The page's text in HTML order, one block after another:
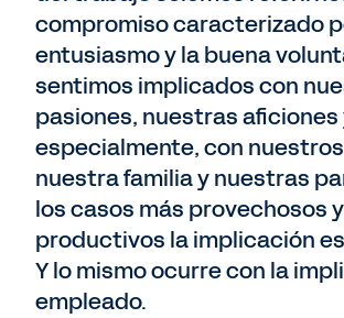
compromiso caracterizado
entusiasmo y la buena
sentimos implicados con
pasiones, nuestras aficiones
especialmente, con
nuestra familia y nuestras
los casos más provechosos y
productivos la implicación
Y lo mismo ocurre con la
empleado.